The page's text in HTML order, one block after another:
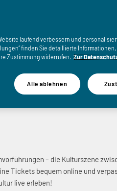
– die Kulturszene
Tickets bequem online und
live erleben!
laufend verbessern und
finden Sie detaillierte
Zustimmung widerrufen. Zur
Alle ablehnen